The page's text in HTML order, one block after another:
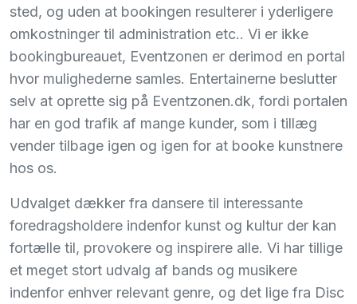
sted, og uden at bookingen resulterer i yderligere
omkostninger til administration etc.. Vi er ikke
bookingbureauet, Eventzonen er derimod en portal
hvor mulighederne samles. Entertainerne beslutter
selv at oprette sig på Eventzonen.dk, fordi portalen
har en god trafik af mange kunder, som i tillæg
vender tilbage igen og igen for at booke kunstnere
hos os.
Udvalget dækker fra dansere til interessante
foredragsholdere indenfor kunst og kultur der kan
fortælle til, provokere og inspirere alle. Vi har tillige
et meget stort udvalg af bands og musikere
indenfor enhver relevant genre, og det lige fra Disc